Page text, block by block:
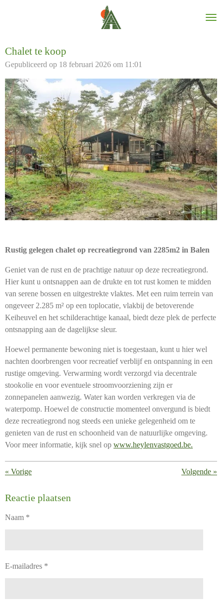
de
Chalet te koop
Gepubliceerd op 18 februari 2026 om 11:01
Rustig gelegen chalet op recreatiegrond van 2285m2 in Balen
Geniet van de rust en de prachtige natuur op deze recreatiegrond.
Hier kunt u ontsnappen aan de drukte en tot rust komen te midden
van serene bossen en uitgestrekte vlaktes. Met een ruim terrein van
ongeveer 2.285 m² op een toplocatie, vlakbij de betoverende
Keiheuvel en het schilderachtige kanaal, biedt deze plek de perfecte
ontsnapping aan de dagelijkse sleur.
Hoewel permanente bewoning niet is toegestaan, kunt u hier wel
nachten doorbrengen voor recreatief verblijf en ontspanning in een
rustige omgeving. Verwarming wordt verzorgd via decentrale
stookolie en voor eventuele stroomvoorziening zijn er
zonnepanelen aanwezig. Water kan worden verkregen via de
waterpomp. Hoewel de constructie momenteel onvergund is biedt
deze recreatiegrond nog steeds een unieke gelegenheid om te
genieten van de rust en schoonheid van de natuurlijke omgeving.
Voor meer informatie, kijk snel op www.heylenvastgoed.be.
« Vorige Volgende »
Reactie plaatsen
Naam *
E-mailadres *